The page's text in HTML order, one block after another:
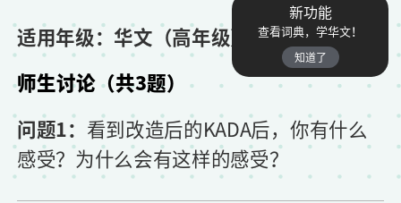
新功能
查看词典，学华文！
知道了
适用年级：华文（高年级）
师生讨论（共3题）
问题1： 看到改造后的KADA后，你有什么
感受？为什么会有这样的感受？